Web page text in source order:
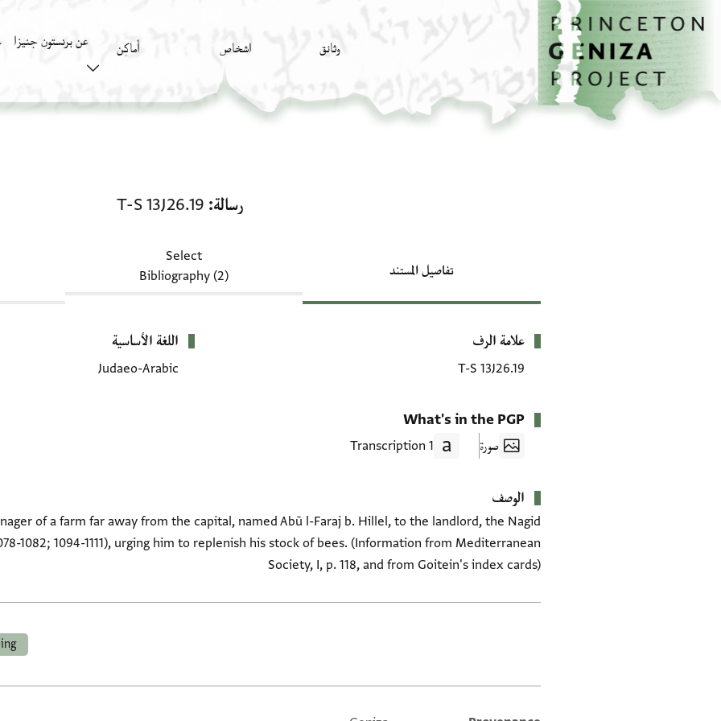
تخطي إلى المحتوى الرئيسي
الصفحة الرئيسية
وثائق اشخاص أَماكِن عن برنستون جنيزا
رسالة T-S 13J26.19
تفاصيل المستند
Select
Bibliography (2)
بيانات التعريف
علامة الرف
T-S 13J26.19
اللغة الأساسية
Judaeo-Arabic
What's in the PGP
صورة 1 Transcription
الوصف
of a farm far away from the capital, named Abū l-Faraj b. Hillel, to the landlord, the Nagid
1082; 1094-1111), urging him to replenish his stock of bees. (Information from Mediterranean
Society, I, p. 118, and from Goitein's index cards)